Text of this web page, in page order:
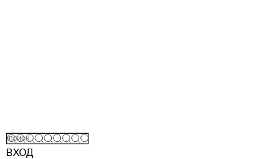
ВХОД